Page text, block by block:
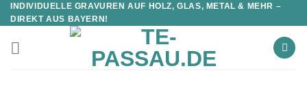
INDIVIDUELLE GRAVUREN AUF HOLZ, GLAS, METAL & MEHR –
DIREKT AUS BAYERN!